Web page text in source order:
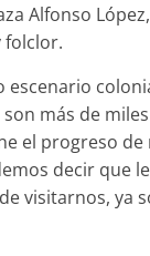
Alfonso
folclor.
más de
el progreso
decir que
visitarnos, ya